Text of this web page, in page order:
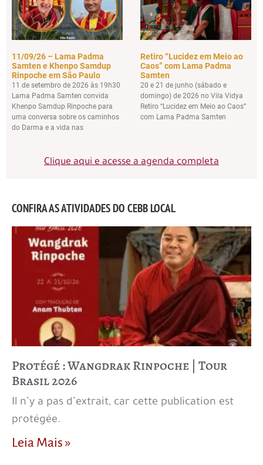
11/09/26 – Lama Padma
Samten e Khenpo Samdup
Rinpoche em São Paulo
11 de setembro de 2026 às 19h30
Lama Padma Samten convida
Khenpo Samdup Rinpoche para
uma conversa sobre os caminhos
do Darma e a vida nas
Retiro “Lucidez em Meio ao
Caos” com Lama Padma
Samten
20 e 21 de junho (sábado e
domingo) de 2026 no Vila Vidya
Retiro “Lucidez em Meio ao Caos”
com Lama Padma Samten
Clique aqui e acesse a agenda completa
CONFIRA AS ATIVIDADES DO CEBB LOCAL
Protégé : Wangdrak Rinpoche | Tour
Brasil 2026
Il n’y a pas d’extrait, car cette publication est
protégée.
Leia Mais »